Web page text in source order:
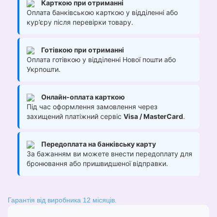
Карткою при отриманні
Оплата банківською карткою у відділенні або
кур’єру після перевірки товару.
Готівкою при отриманні
Оплата готівкою у відділенні Нової пошти або
Укрпошти.
Онлайн-оплата карткою
Під час оформлення замовлення через
захищений платіжний сервіс Visa / MasterCard.
Передоплата на банківську карту
За бажанням ви можете внести передоплату для
бронювання або пришвидшеної відправки.
Гарантія від виробника 12 місяців.